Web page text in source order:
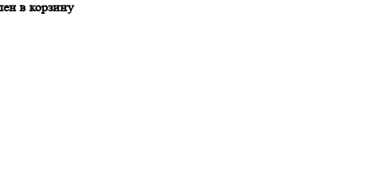
в корзину